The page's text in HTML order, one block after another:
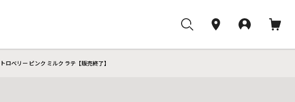
ロベリー ピンク ミルク ラテ【販売終了】